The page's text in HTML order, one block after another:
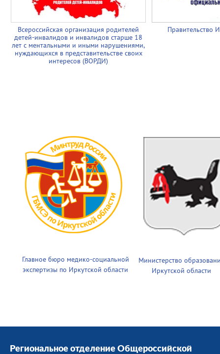
Всероссийская организация родителей
детей-инвалидов и инвалидов старше 18
лет с ментальными и иными нарушениями,
нуждающихся в представительстве своих
интересов (ВОРДИ)
Правительство
Главное бюро медико-социальной
экспертизы по Иркутской области
Министерство
Иркутской области
Региональное отделение Общероссийской